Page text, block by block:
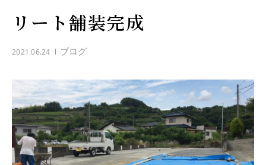
リート舗装完成
2021.06.24 ブログ
スタッフ
お知らせ
よくある質問
お問合せ